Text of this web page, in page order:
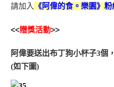
請加入 《阿偉的食。樂園》粉
<<贈獎活動>>
阿偉要送出布丁狗小杯子3個
(如下圖)